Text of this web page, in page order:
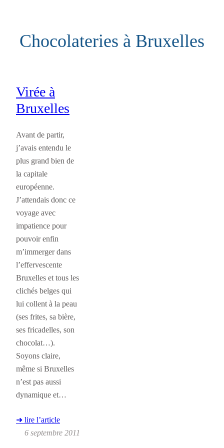
contenuChocolateries à Bruxelles
Virée à
Bruxelles
Avant de partir,
j’avais entendu le
plus grand bien de
la capitale
européenne.
J’attendais donc ce
voyage avec
impatience pour
pouvoir enfin
m’immerger dans
l’effervescente
Bruxelles et tous les
clichés belges qui
lui collent à la peau
(ses frites, sa bière,
ses fricadelles, son
chocolat…).
Soyons claire,
même si Bruxelles
n’est pas aussi
dynamique et…
➜ lire l’article
6 septembre 2011